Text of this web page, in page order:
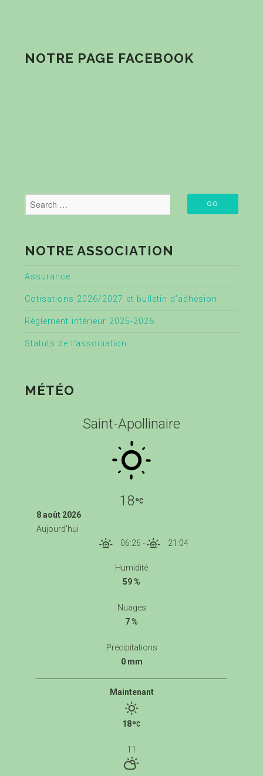
NOTRE PAGE FACEBOOK
NOTRE ASSOCIATION
Assurance
Cotisations 2026/2027 et bulletin d’adhésion
Règlement intérieur 2025-2026
Statuts de l’association
MÉTÉO
Saint-Apollinaire
18
8 août 2026
Aujourd'hui
06:26 - 21:04
Humidité
59 %
Nuages
7 %
Précipitations
0 mm
Maintenant
18
11